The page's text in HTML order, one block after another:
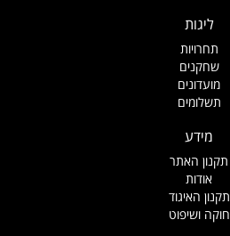
ליגות
תחרויות
שחקנים
מועדונים
תשלומים
מידע
תקנון האתר
אודות
תקנון האיגוד
חוקה ושיפוט